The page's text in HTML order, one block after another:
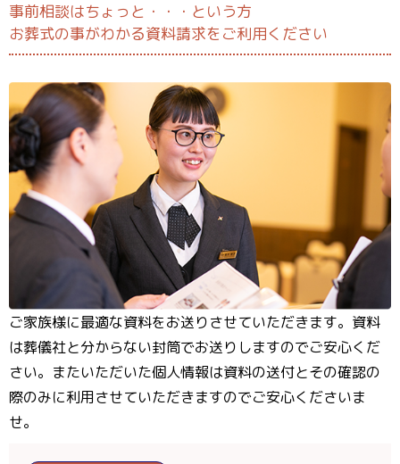
事前相談はちょっと・・・という方
お葬式の事がわかる資料請求をご利用ください
ご家族様に最適な資料をお送りさせていただきます。資料
は葬儀社と分からない封筒でお送りしますのでご安心くだ
さい。またいただいた個人情報は資料の送付とその確認の
際のみに利用させていただきますのでご安心くださいま
せ。